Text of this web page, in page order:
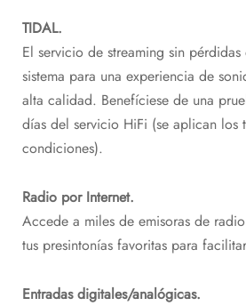
TIDAL.
El servicio de streaming sin
sistema para una experiencia de
alta calidad. Benefíciese de una
días del servicio HiFi (se aplican los
condiciones).
Radio por Internet.
Accede a miles de emisoras de
tus presintonías favoritas para
Entradas digitales/analógicas.